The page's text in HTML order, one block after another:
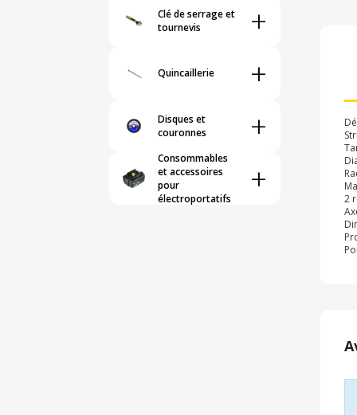
Clé de serrage et
tournevis
+
Quincaillerie +
Disques et
couronnes
+
Consommables
et accessoires
pour
électroportatifs
+
2